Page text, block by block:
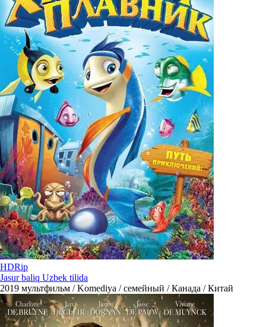
HDRip
Jasur baliq Uzbek tilida
2019 мультфильм / Komediya / семейный / Канада / Китай